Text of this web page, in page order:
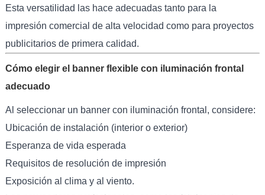
Esta versatilidad las hace adecuadas tanto para la
impresión comercial de alta velocidad como para proyectos
publicitarios de primera calidad.
Cómo elegir el banner flexible con iluminación frontal
adecuado
Al seleccionar un banner con iluminación frontal, considere:
Ubicación de instalación (interior o exterior)
Esperanza de vida esperada
Requisitos de resolución de impresión
Exposición al clima y al viento.